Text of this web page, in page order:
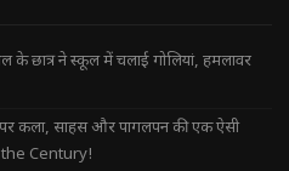
छात्र ने स्कूल में चलाई गोलियां, हमलावर
कला, साहस और पागलपन की एक ऐसी
the Century!